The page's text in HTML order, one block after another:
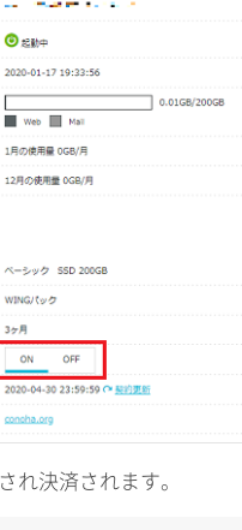
れ決済されます。